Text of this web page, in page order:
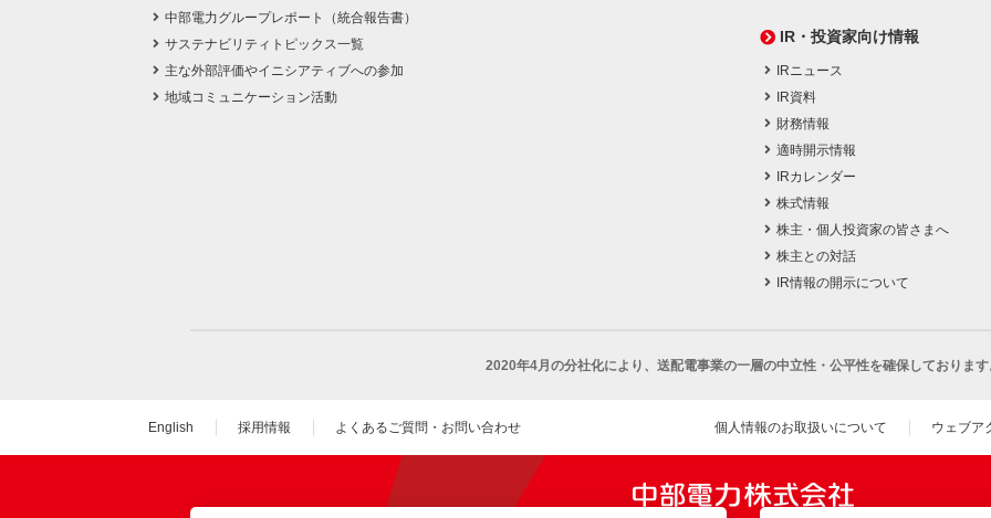
中部電力グループレポート（統合報告書）
サステナビリティトピックス一覧
主な外部評価やイニシアティブへの参加
地域コミュニケーション活動
IR・投資家向け情報
IRニュース
IR資料
財務情報
適時開示情報
IRカレンダー
株式情報
株主・個人投資家の皆さまへ
株主との対話
IR情報の開示について
2020年4月の分社化により、 送配電事業の一層の中立性・公平性を確保しております
English 採用情報 よくあるご質問・お問い合わせ 個人情報のお取扱いについて ウェブア